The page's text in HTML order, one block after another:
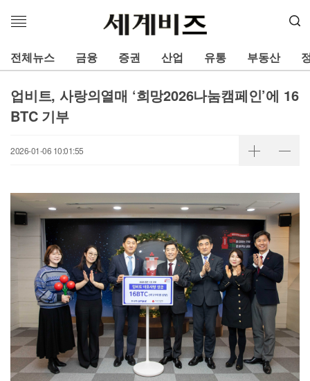
메
열
기
전체뉴스 금융 증권 산업 유통 부동산
업비트, 사랑의열매 ‘희망2026나눔캠페인’에 16
BTC 기부
2026-01-06 10:01:55